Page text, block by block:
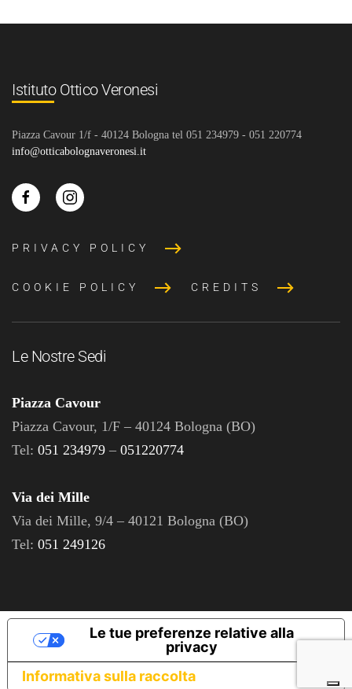
Istituto Ottico Veronesi
Piazza Cavour 1/f - 40124 Bologna tel 051 234979 - 051 220774
info@otticabolognaveronesi.it
PRIVACY POLICY
COOKIE POLICY CREDITS
Le Nostre Sedi
Piazza Cavour
Piazza Cavour, 1/F – 40124 Bologna (BO)
Tel: 051 234979 – 051220774
Via dei Mille
Via dei Mille, 9/4 – 40121 Bologna (BO)
Tel: 051 249126
Informativa sulla raccolta
Le tue preferenze relative alla
privacy